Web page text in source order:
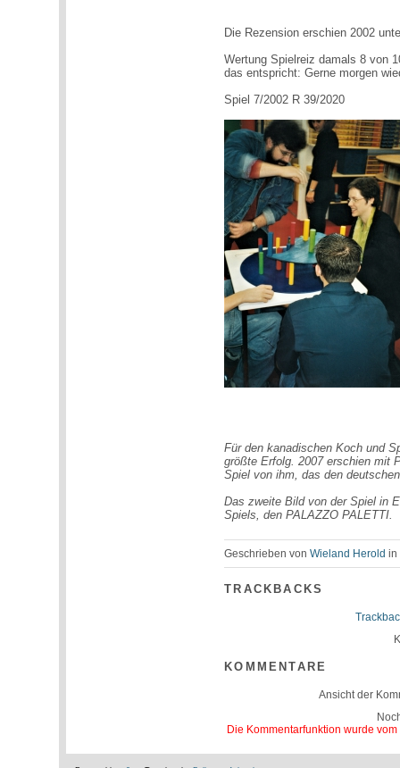
Die Rezension erschien 2002
Wertung Spielreiz damals 8 von
das entspricht: Gerne morgen
Spiel 7/2002 R 39/2020
Für den kanadischen Koch und
größte Erfolg. 2007 erschien mit
Spiel von ihm, das den
Das zweite Bild von der Spiel in
Spiels, den PALAZZO PALETTI.
Geschrieben vonWieland Herold in
TRACKBACKS
KOMMENTARE
Ansicht der
Die Kommentarfunktion wurde